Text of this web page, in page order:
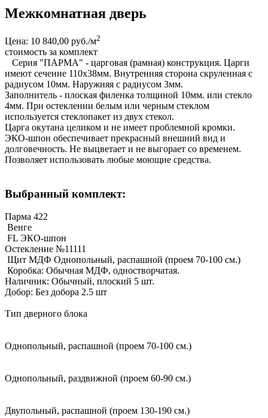
Межкомнатная дверь
Цена: 10 840,00 руб./м2
стоимость за комплект
Серия "ПАРМА" - царговая (рамная) конструкция. Царги
имеют сечение 110х38мм. Внутренняя сторона скруленная с
радиусом 10мм. Наружняя с радиусом 3мм.
Заполнитель - плоская филенка толщиной 10мм. или стекло
4мм. При остеклении белым или черным стеклом
используется стеклопакет из двух стекол.
Царга окутана целиком и не имеет проблемной кромки.
ЭКО-шпон обеспечивает прекрасный внешний вид и
долговечность. Не выцветает и не выгорает со временем.
Позволяет использовать любые моющие средства.
Выбранный комплект:
Парма 422
Венге
FL ЭКО-шпон
Остекление №11111
Щит МДФ Однопольный, распашной (проем 70-100 см.)
Коробка: Обычная МДФ, одностворчатая.
Наличник: Обычный, плоский 5 шт.
Добор: Без добора 2.5 шт
Тип дверного блока
Однопольный, распашной (проем 70-100 см.)
Однопольный, раздвижной (проем 60-90 см.)
Двупольный, распашной (проем 130-190 см.)